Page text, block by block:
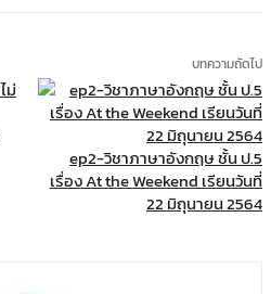
บทความถัดไป
ep2-วิชาภาษาอังกฤษ ชั้น ป.5
เรื่อง At the Weekend เรียนวันที่
22 มิถุนายน 2564